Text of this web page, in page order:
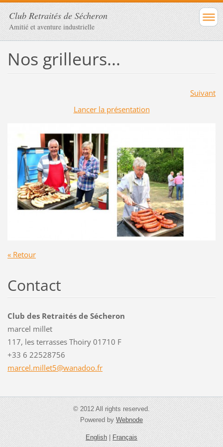
Club Retraités de Sécheron
Amitié et aventure industrielle
Nos grilleurs...
Suivant
Lancer la présentation
« Retour
Contact
Club des Retraités de Sécheron
marcel millet
117, les terrasses Thoiry 01710 F
+33 6 22528756
marcel.millet5@wanadoo.fr
© 2012 All rights reserved.
Powered byWebnode
English|Français